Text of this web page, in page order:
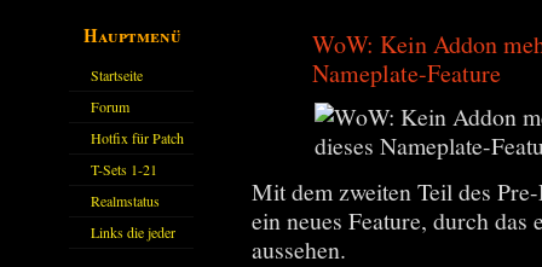
Hauptmenü
Startseite
Forum
Hotfix für Patch
11.X
T-Sets 1-21
Realmstatus
Links die jeder
WoW: Kein Addon
Nameplate-Feature
Mit dem zweiten Teil des
ein neues Feature, durch das
aussehen.